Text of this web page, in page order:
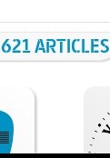
621 ARTICLES